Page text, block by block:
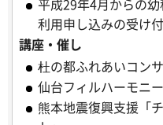
利用申し込みの受け
講座・催し
杜の都ふれあいコン
仙台フィルハーモニ
熊本地震復興支援「